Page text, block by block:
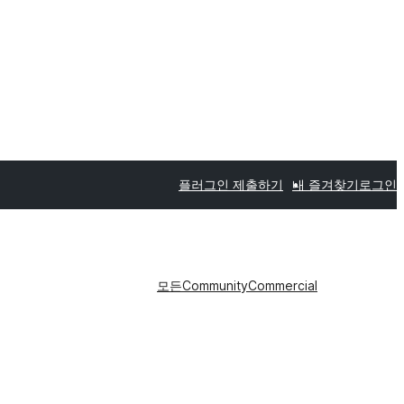
플러그인 제출하기 내 즐겨찾기 로그인
모든CommunityCommercial